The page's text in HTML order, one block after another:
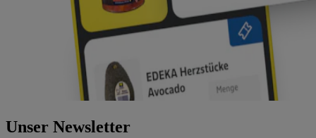
Unser Newsletter